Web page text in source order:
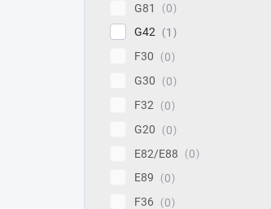
G81
0
G42
1
F30
0
G30
0
F32
0
G20
0
E82/E88
0
E89
0
F36
0